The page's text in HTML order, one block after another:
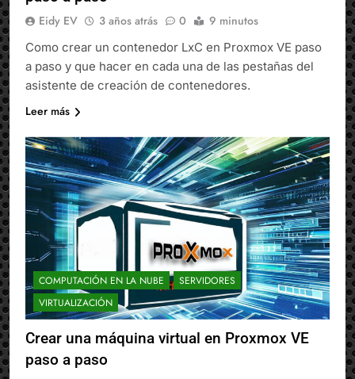
Eidy EV 3 años atrás 0 9 minutos
Como crear un contenedor LxC en Proxmox VE paso
a paso y que hacer en cada una de las pestañas del
asistente de creación de contenedores.
Leer más
COMPUTACIÓN EN LA NUBE
SERVIDORES
VIRTUALIZACIÓN
Crear una máquina virtual en Proxmox VE
paso a paso